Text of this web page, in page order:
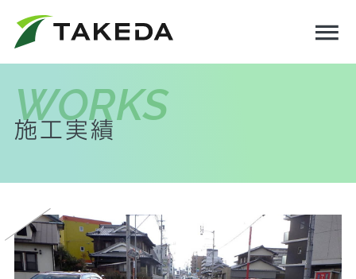
会社情報
採用情報
WORKS
施工実績